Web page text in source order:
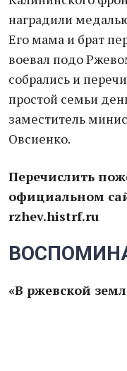
наградили
Его мама и брат
воевал подо
собрались и
простой семьи
заместитель
Овсиенко.
Перечислить
официальном
rzhev.histrf.ru
«В ржевской